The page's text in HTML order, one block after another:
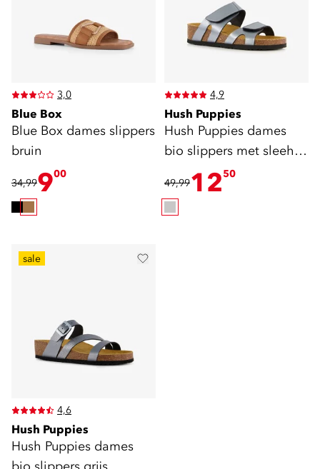
3,0
Blue Box
Blue Box dames slippers
bruin
34,99900
4,9
Hush Puppies
Hush Puppies dames
bio slippers met sleehak
49,991250
sale
4,6
Hush Puppies
Hush Puppies dames